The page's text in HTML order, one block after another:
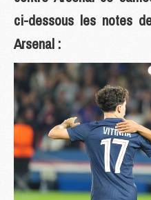
ci-dessous les notes
Arsenal :